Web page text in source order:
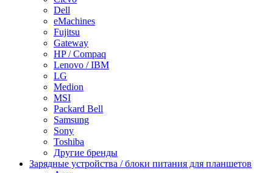
Dell
eMachines
Fujitsu
Gateway
HP / Compaq
Lenovo / IBM
LG
Medion
MSI
Packard Bell
Samsung
Sony
Toshiba
Другие бренды
Зарядные устройства / блоки питания для планшетов